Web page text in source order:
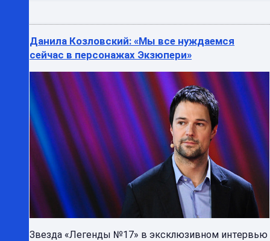
Данила Козловский: «Мы все нуждаемся
сейчас в персонажах Экзюпери»
Звезда «Легенды №17» в эксклюзивном интервью